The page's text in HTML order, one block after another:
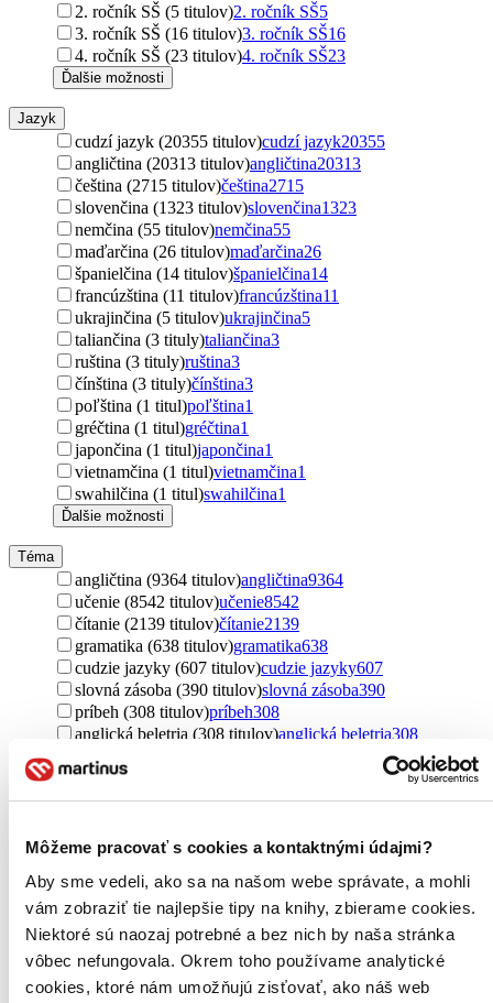
Môžeme pracovať s cookies a kontaktnými údajmi?
Aby sme vedeli, ako sa na našom webe správate, a mohli
vám zobraziť tie najlepšie tipy na knihy, zbierame cookies.
Niektoré sú naozaj potrebné a bez nich by naša stránka
vôbec nefungovala. Okrem toho používame analytické
cookies, ktoré nám umožňujú zisťovať, ako náš web
2. ročník SŠ (5 titulov)2. ročník SŠ5
3. ročník SŠ (16 titulov)3. ročník SŠ16
4. ročník SŠ (23 titulov)4. ročník SŠ23
Ďalšie možnosti
Jazyk
cudzí jazyk (20355 titulov)cudzí jazyk20355
angličtina (20313 titulov)angličtina20313
čeština (2715 titulov)čeština2715
slovenčina (1323 titulov)slovenčina1323
nemčina (55 titulov)nemčina55
maďarčina (26 titulov)maďarčina26
španielčina (14 titulov)španielčina14
francúzština (11 titulov)francúzština11
ukrajinčina (5 titulov)ukrajinčina5
taliančina (3 tituly)taliančina3
ruština (3 tituly)ruština3
čínština (3 tituly)čínština3
poľština (1 titul)poľština1
gréčtina (1 titul)gréčtina1
japončina (1 titul)japončina1
vietnamčina (1 titul)vietnamčina1
swahilčina (1 titul)swahilčina1
Ďalšie možnosti
Téma
angličtina (9364 titulov)angličtina9364
učenie (8542 titulov)učenie8542
čítanie (2139 titulov)čítanie2139
gramatika (638 titulov)gramatika638
cudzie jazyky (607 titulov)cudzie jazyky607
slovná zásoba (390 titulov)slovná zásoba390
príbeh (308 titulov)príbeh308
anglická beletria (308 titulov)anglická beletria308
testy (261 titulov)
obrázky (256 titulov)obrázky256
svetová klasika (239 titulov)svetová klasika239
zvieratá (209 titulov)zvieratá209
Anglicko (177 titulov)Anglicko177
objavovanie (158 titulov)objavovanie158
romantika (144 titulov) romantika144
karty (139 titulov)
konverzácia (137 titulov)konverzácia 137